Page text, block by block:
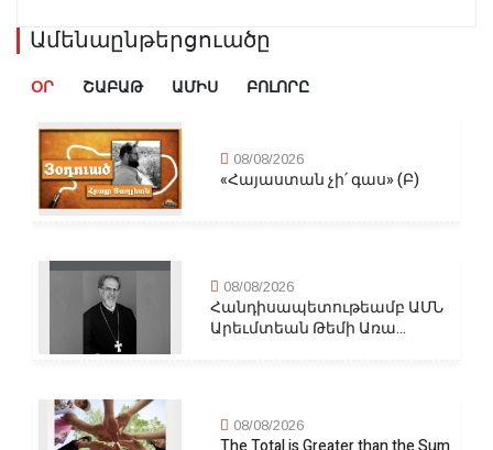
Ամենաընթերցուածը
ՕՐ ՇԱԲԱԹ ԱՄԻՍ ԲՈԼՈՐԸ
08/08/2026
«Հայաստան չի՛ գաս» (Բ)
08/08/2026
Հանդիսապետութեամբ ԱՄՆ
Արեւմտեան Թեմի Առա...
08/08/2026